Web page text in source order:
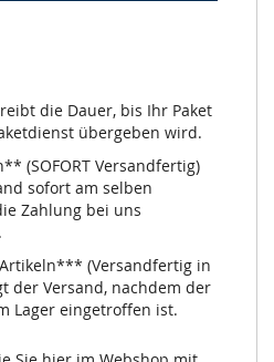
die Dauer, bis Ihr Paket
übergeben wird.
(SOFORT Versandfertig)
sofort am selben
Zahlung bei uns
(Versandfertig in
der Versand, nachdem der
Lager eingetroffen ist.